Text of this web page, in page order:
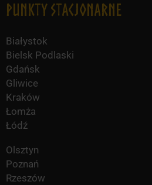
Punkty Stacjonarne
Białystok
Bielsk Podlaski
Gdańsk
Gliwice
Kraków
Łomża
Łódź
Olsztyn
Poznań
Rzeszów